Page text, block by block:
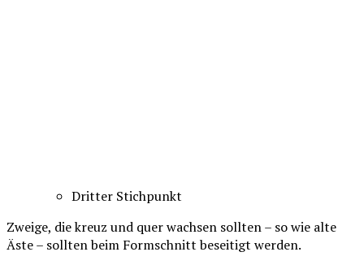
Dritter Stichpunkt
Zweige, die kreuz und quer wachsen sollten – so wie alte
Äste – sollten beim Formschnitt beseitigt werden.